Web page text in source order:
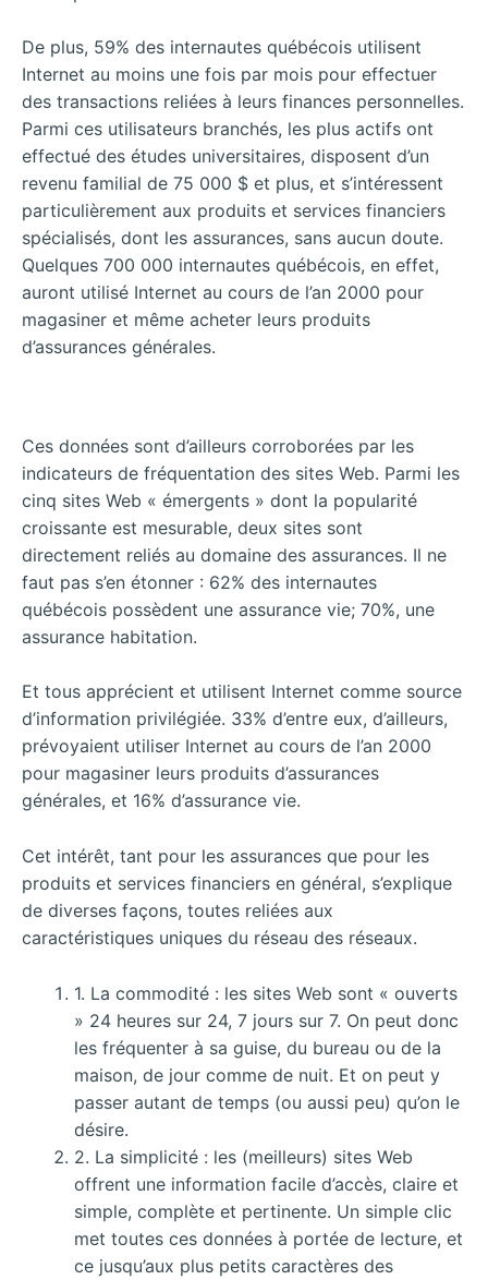
De plus, 59% des internautes québécois utilisent
Internet au moins une fois par mois pour effectuer
des transactions reliées à leurs finances personnelles.
Parmi ces utilisateurs branchés, les plus actifs ont
effectué des études universitaires, disposent d’un
revenu familial de 75 000 $ et plus, et s’intéressent
particulièrement aux produits et services financiers
spécialisés, dont les assurances, sans aucun doute.
Quelques 700 000 internautes québécois, en effet,
auront utilisé Internet au cours de l’an 2000 pour
magasiner et même acheter leurs produits
d’assurances générales.
Ces données sont d’ailleurs corroborées par les
indicateurs de fréquentation des sites Web. Parmi les
cinq sites Web « émergents » dont la popularité
croissante est mesurable, deux sites sont
directement reliés au domaine des assurances. Il ne
faut pas s’en étonner : 62% des internautes
québécois possèdent une assurance vie; 70%, une
assurance habitation.
Et tous apprécient et utilisent Internet comme source
d’information privilégiée. 33% d’entre eux, d’ailleurs,
prévoyaient utiliser Internet au cours de l’an 2000
pour magasiner leurs produits d’assurances
générales, et 16% d’assurance vie.
Cet intérêt, tant pour les assurances que pour les
produits et services financiers en général, s’explique
de diverses façons, toutes reliées aux
caractéristiques uniques du réseau des réseaux.
1. La commodité : les sites Web sont « ouverts
» 24 heures sur 24, 7 jours sur 7. On peut donc
les fréquenter à sa guise, du bureau ou de la
maison, de jour comme de nuit. Et on peut y
passer autant de temps (ou aussi peu) qu’on le
désire.
2. La simplicité : les (meilleurs) sites Web
offrent une information facile d’accès, claire et
simple, complète et pertinente. Un simple clic
met toutes ces données à portée de lecture, et
ce jusqu’aux plus petits caractères des